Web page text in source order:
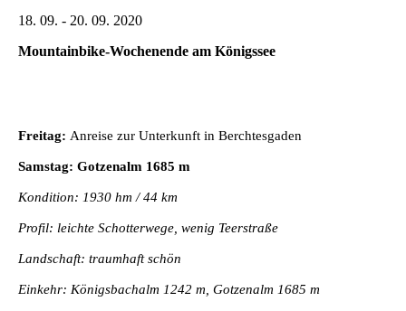
18. 09. - 20. 09. 2020
Mountainbike-Wochenende am Königssee
Freitag: Anreise zur Unterkunft in Berchtesgaden
Samstag: Gotzenalm 1685 m
Kondition: 1930 hm / 44 km
Profil: leichte Schotterwege, wenig Teerstraße
Landschaft: traumhaft schön
Einkehr: Königsbachalm 1242 m, Gotzenalm 1685 m